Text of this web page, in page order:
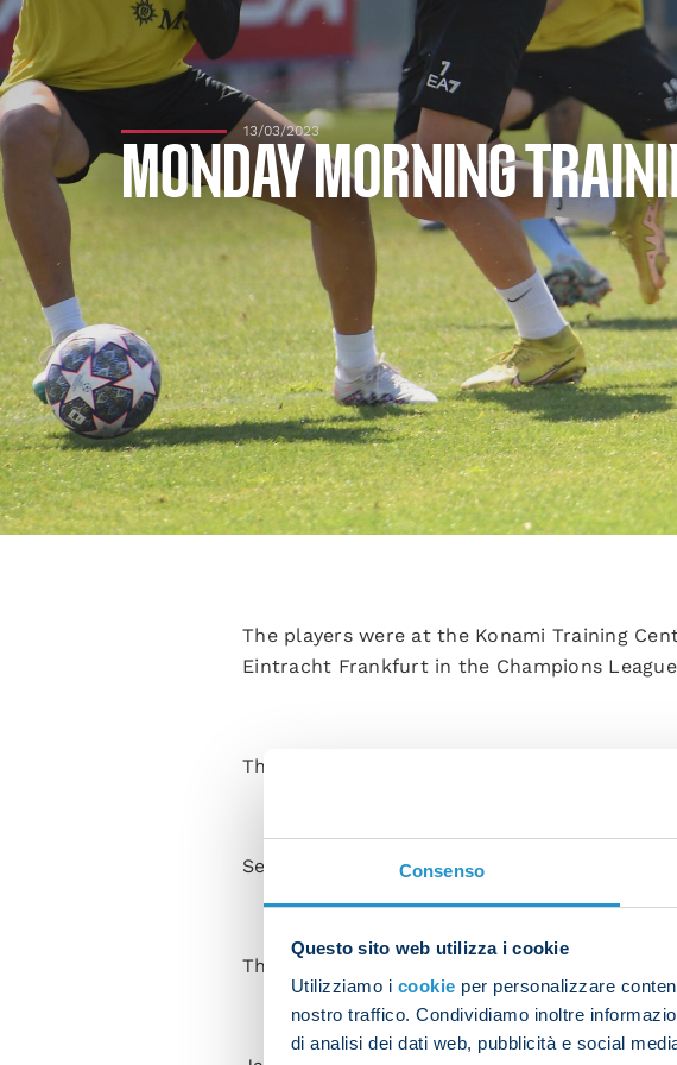
Consenso
Questo sito web utilizza i cookie
Utilizziamo i cookie per personalizzare
nostro traffico. Condividiamo inoltre
di analisi dei dati web, pubblicità e social
13/03/2023
MONDAY MORNING
The players were at the Konami Training
Eintracht Frankfurt in the Champions
The session was kicked off with activation
Set pieces, technical and tactical drills and
The final activity of the morning was a small-